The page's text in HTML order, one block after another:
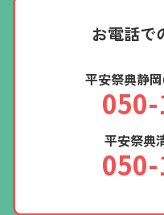
お電話で
平安祭典静
平安祭典